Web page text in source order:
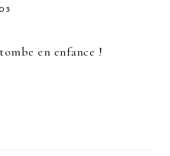
en enfance !